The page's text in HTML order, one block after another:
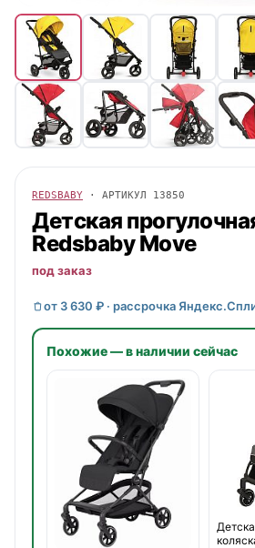
REDSBABY · АРТИКУЛ 13850
Детская
RedsbabyMove
под заказ
от 3 630 ₽ · рассрочка
Похожие — в наличии сейчас